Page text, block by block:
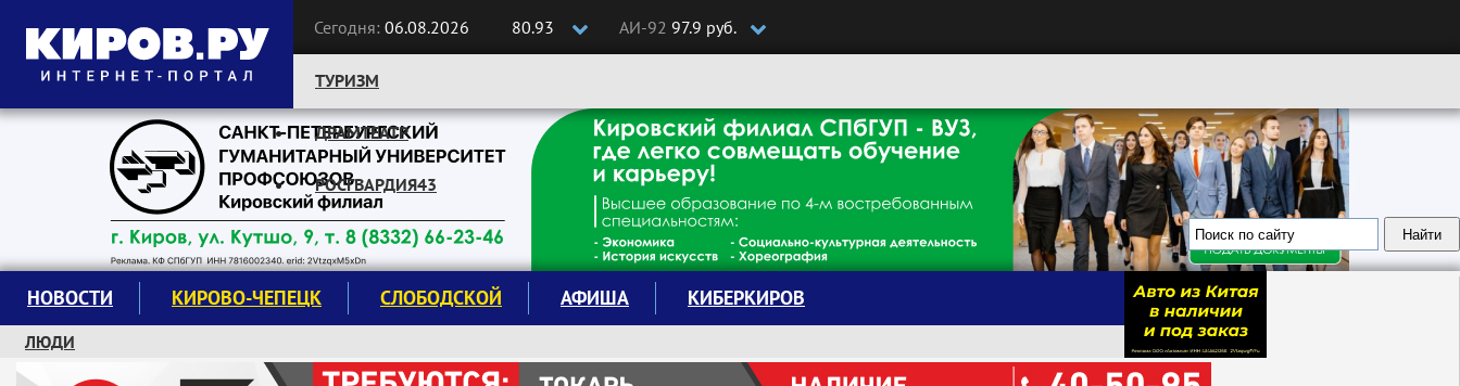
Сегодня: 06.08.2026 80.93 АИ-92 97.9 руб.
Следите за новостями:
ТУРИЗМ
ДРАМТЕАТР
РОСГВАРДИЯ43
НОВОСТИ КИРОВО-ЧЕПЕЦК СЛОБОДСКОЙ АФИША КИБЕРКИРОВ
ЛЮДИ
КРУЖКИ И СЕКЦИИ